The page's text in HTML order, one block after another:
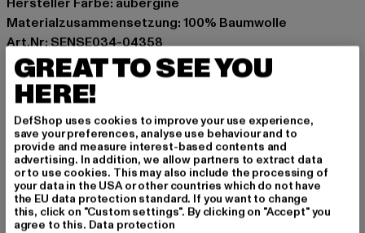
Materialzusammensetzung: 100% Baumwolle
Art.Nr: SENSE034-04358
Hersteller: TB International GmbH |info@tbint.de
Dr.-Robert-Murjahn-Straße 7 | 64372 Ober-Ramstadt |
DE
GRÖSSE & PASSFORM
PFLEGEHINWEISE
GREAT TO SEE YOU
HERE!
DefShop uses cookies to improve your use experience,
save your preferences, analyse use behaviour and to
provide and measure interest-based contents and
advertising. In addition, we allow partners to extract data
or to use cookies. This may also include the processing of
your data in the USA or other countries which do not have
the EU data protection standard. If you want to change
this, click on "Custom settings". By clicking on "Accept" you
agree to this. Data protection